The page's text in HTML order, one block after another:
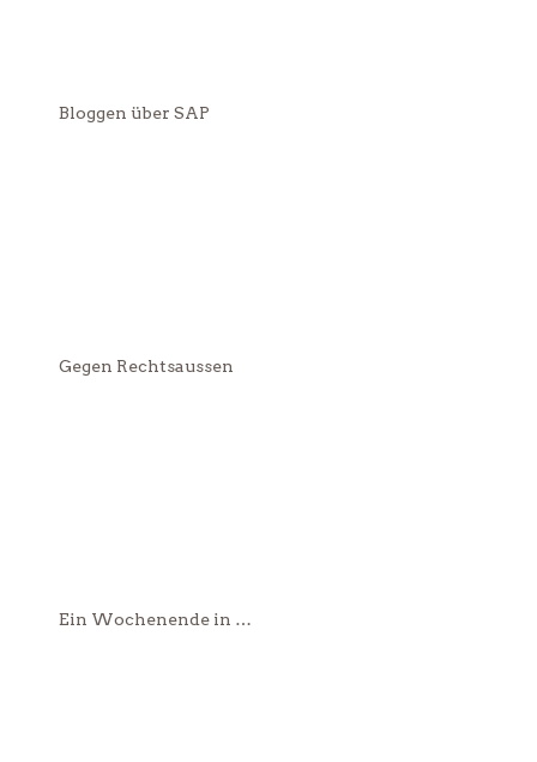
Bloggen über SAP
Gegen Rechtsaussen
Ein Wochenende in …